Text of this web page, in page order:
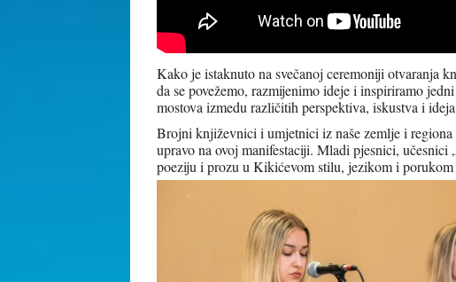
Kako je istaknuto na svečanoj ceremoniji otvaranja
da se povežemo, razmijenimo ideje i inspiriramo
mostova izmedu različitih perspektiva, iskustva i
Brojni književnici i umjetnici iz naše zemlje i
upravo na ovoj manifestaciji. Mladi pjesnici, učesnici
poeziju i prozu u Kikićevom stilu, jezikom i